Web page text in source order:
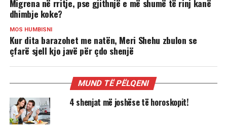
Migrena në rritje, pse gjithnjë e më shumë të rinj kanë
dhimbje koke?
MOS HUMBISNI
Kur dita barazohet me natën, Meri Shehu zbulon se
çfarë sjell kjo javë për çdo shenjë
MUND TË PËLQENI
4 shenjat më joshëse të horoskopit!